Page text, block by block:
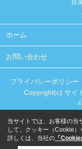
営
ホーム
お問い合わせ
プライバシーポリシー
Copyright(c) サイ
当サイトでは、お客様の当
して、クッキー（Cookie）
詳しくは、当社の 「